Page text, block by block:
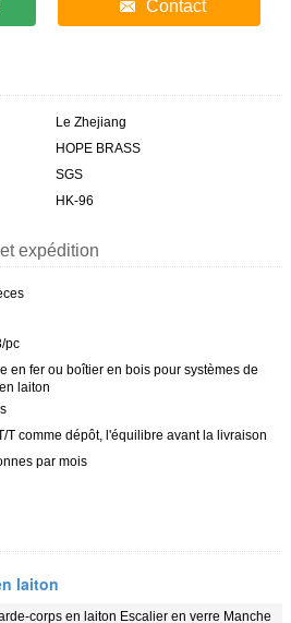
Contact
Le Zhejiang
HOPE BRASS
SGS
HK-96
expédition
pc
en fer ou boîtier en bois pour systèmes de
laiton
T comme dépôt, l'équilibre avant la livraison
par mois
laiton
corps en laiton Escalier en verre Manche